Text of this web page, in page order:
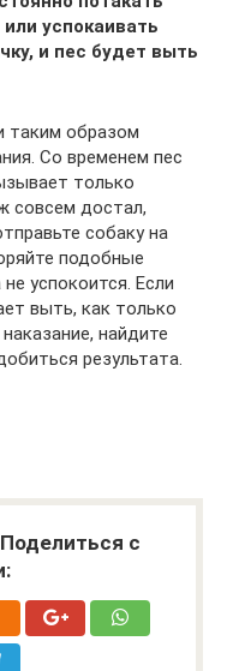
успокаивать
и пес будет выть
таким образом
Со временем пес
только
совсем достал,
собаку на
подобные
успокоится. Если
выть, как только
найдите
результата.
с